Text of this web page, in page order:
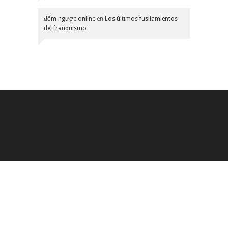
đếm ngược online en Los últimos fusilamientos
del franquismo